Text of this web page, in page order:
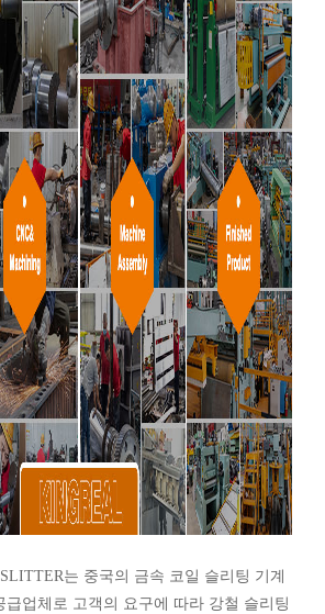
는 중국의 금속 코일 슬리팅 기계
급업체로 고객의 요구에 따라 강철 슬리팅